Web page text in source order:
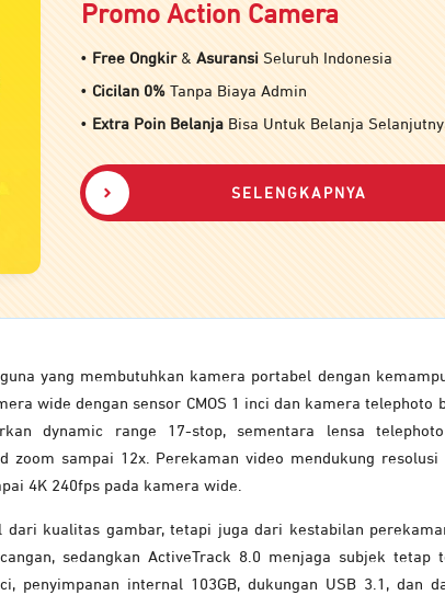
Promo Action Camera
• Free Ongkir&AsuransiSeluruh Indonesia
• Cicilan 0%Tanpa Biaya Admin
• Extra Poin Belanja Bisa Untuk Belanja
SELENGKAPNYA
yang membutuhkan kamera portabel dengan
wide dengan sensor CMOS 1 inci dan kamera telephoto
dynamic range 17-stop, sementara lensa
zoom sampai 12x. Perekaman video mendukung resolusi
4K 240fps pada kamera wide.
dari kualitas gambar, tetapi juga dari kestabilan
sedangkan ActiveTrack 8.0 menjaga subjek tetap
penyimpanan internal 103GB, dukungan USB 3.1, dan